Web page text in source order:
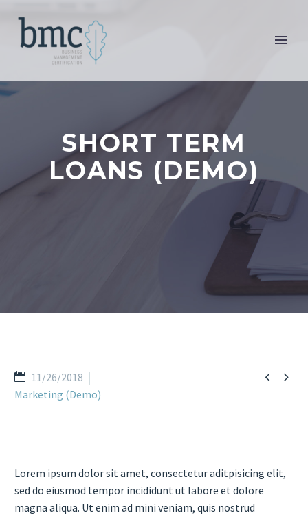
SHORT TERM
LOANS (DEMO)
 
11/26/2018
Marketing (Demo)
Lorem ipsum dolor sit amet, consectetur aditpisicing elit,
sed do eiusmod tempor incididunt ut labore et dolore
magna aliqua. Ut enim ad mini veniam, quis nostrud